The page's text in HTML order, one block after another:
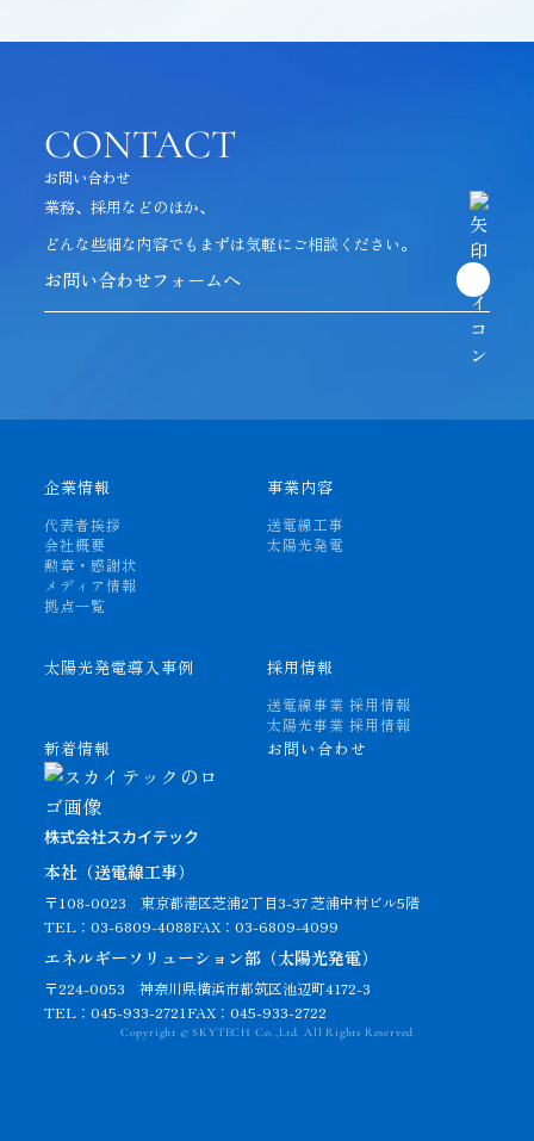
CONTACT
お問い合わせ
業務、採用などのほか、
どんな些細な内容でも まずは気軽にご相談ください。
お問い合わせフォームへ
株式会社スカイテック
本社（送電線工事）
〒108-0023 東京都港区芝浦2丁目3-37 芝浦中村ビル5階
TEL：03-6809-4088FAX：03-6809-4099
エネルギーソリューション部（太陽光発電）
〒224-0053 神奈川県横浜市都筑区池辺町4172-3
TEL：045-933-2721FAX：045-933-2722
企業情報
代表者挨拶
会社概要
勲章・感謝状
メディア情報
拠点一覧
事業内容
送電線工事
太陽光発電
太陽光発電導入事例 採用情報
送電線事業 採用情報
太陽光事業 採用情報
新着情報 お問い合わせ
Copyright © SKYTECH Co.,Ltd. All Rights Reserved